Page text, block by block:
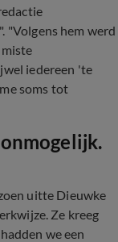
"Volgens hem werd
iedereen 'te
soms tot
uitte Dieuwke
Ze kreeg
we een